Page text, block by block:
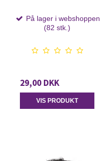
På lager i webshoppen
(82 stk.)
29,00 DKK
VIS PRODUKT